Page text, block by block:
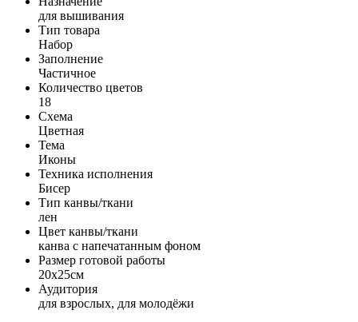
для вышивания
Тип товара
Набор
Заполнение
Частичное
Количество цветов
18
Схема
Цветная
Тема
Иконы
Техника исполнения
Бисер
Тип канвы/ткани
лен
Цвет канвы/ткани
канва с напечатанным фоном
Размер готовой работы
20x25см
Аудитория
для взрослых, для молодёжи